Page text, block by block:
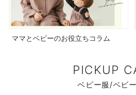
ママとベビーのお役立ちコラム
PICKUP
ベビー服/ベビ